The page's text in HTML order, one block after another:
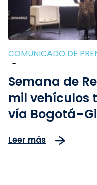
COMUNICADO DE
-
Semana de
mil vehículos
vía
Leer más